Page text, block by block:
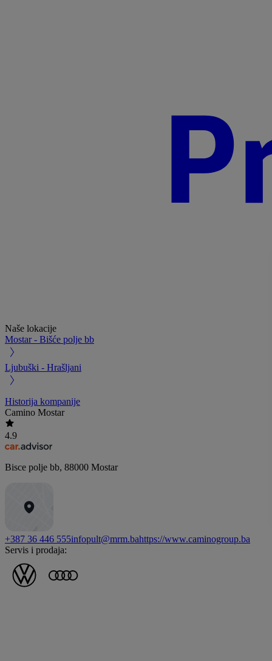
Naše lokacije
Mostar - Bišće polje bb
Ljubuški - Hrašljani
Historija kompanije
Camino Mostar
4.9
Bisce polje bb, 88000 Mostar
+387 36 446 555infopult@mrm.bahttps://www.caminogroup.ba
Servis i prodaja: